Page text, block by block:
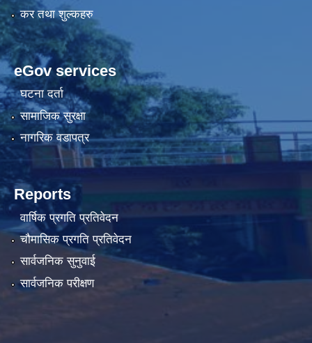
कर तथा शुल्कहरु
eGov services
घटना दर्ता
सामाजिक सुरक्षा
नागरिक वडापत्र
Reports
वार्षिक प्रगति प्रतिवेदन
चौमासिक प्रगति प्रतिवेदन
सार्वजनिक सुनुवाई
सार्वजनिक परीक्षण